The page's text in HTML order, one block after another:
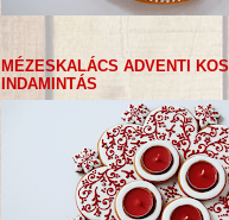
MÉZESKALÁCS ADVENTI
INDAMINTÁS